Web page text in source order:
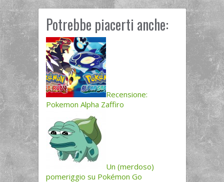
Potrebbe piacerti anche:
Recensione:
Pokemon Alpha Zaffiro
Un (merdoso)
pomeriggio su Pokémon Go